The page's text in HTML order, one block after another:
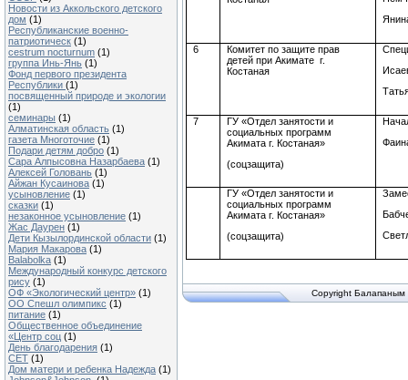
Новости из Аккольского детского
дом (1)
Республиканские военно-
патриотическ (1)
cestrum nocturnum (1)
группa Инь-Янь (1)
Фонд первого президента
Республики (1)
посвященный природе и экологии
(1)
семинары (1)
Алматинская область (1)
газета Многоточие (1)
Подари детям добро (1)
Сара Алпысовна Назарбаева (1)
Алексей Головань (1)
Айжан Кусаинова (1)
усыновление (1)
сказки (1)
незаконное усыновление (1)
Жас Даурен (1)
Дети Кызылординской области (1)
Мария Макарова (1)
Balabolka (1)
Международный конкурс детского
рису (1)
ОФ «Экологический центр» (1)
ОО Спешл олимпикс (1)
питание (1)
Общественное объединение
«Центр соц (1)
День благодарения (1)
CET (1)
Дом матери и ребенка Надежда (1)
6
Комитет по защите прав
детей приАкимате г.
Костаная
7
ГУ «Отдел занятости и
социальных программ
Акимата г.Костаная»
(соцзащита)
ГУ «Отдел занятости и
социальных программ
Акимата г.Костаная»
(соцзащита)
Copyright Балапаным